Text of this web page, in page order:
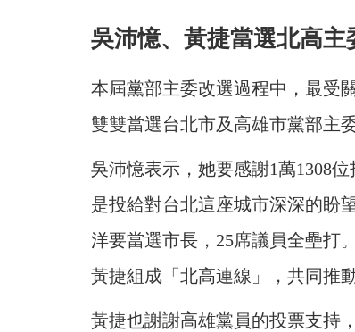
吳沛憶、黃捷當選北高主
本屆黨部主委改選過程中，最受
雙雙當選台北市及高雄市黨部主委
吳沛憶表示，她要感謝1萬1308
是投給對台北這座城市深深的盼
洋要當選市長，25席議員全壘打
黃捷組成「北高連線」，共同推動
黃捷也謝謝高雄黨員的投票支持